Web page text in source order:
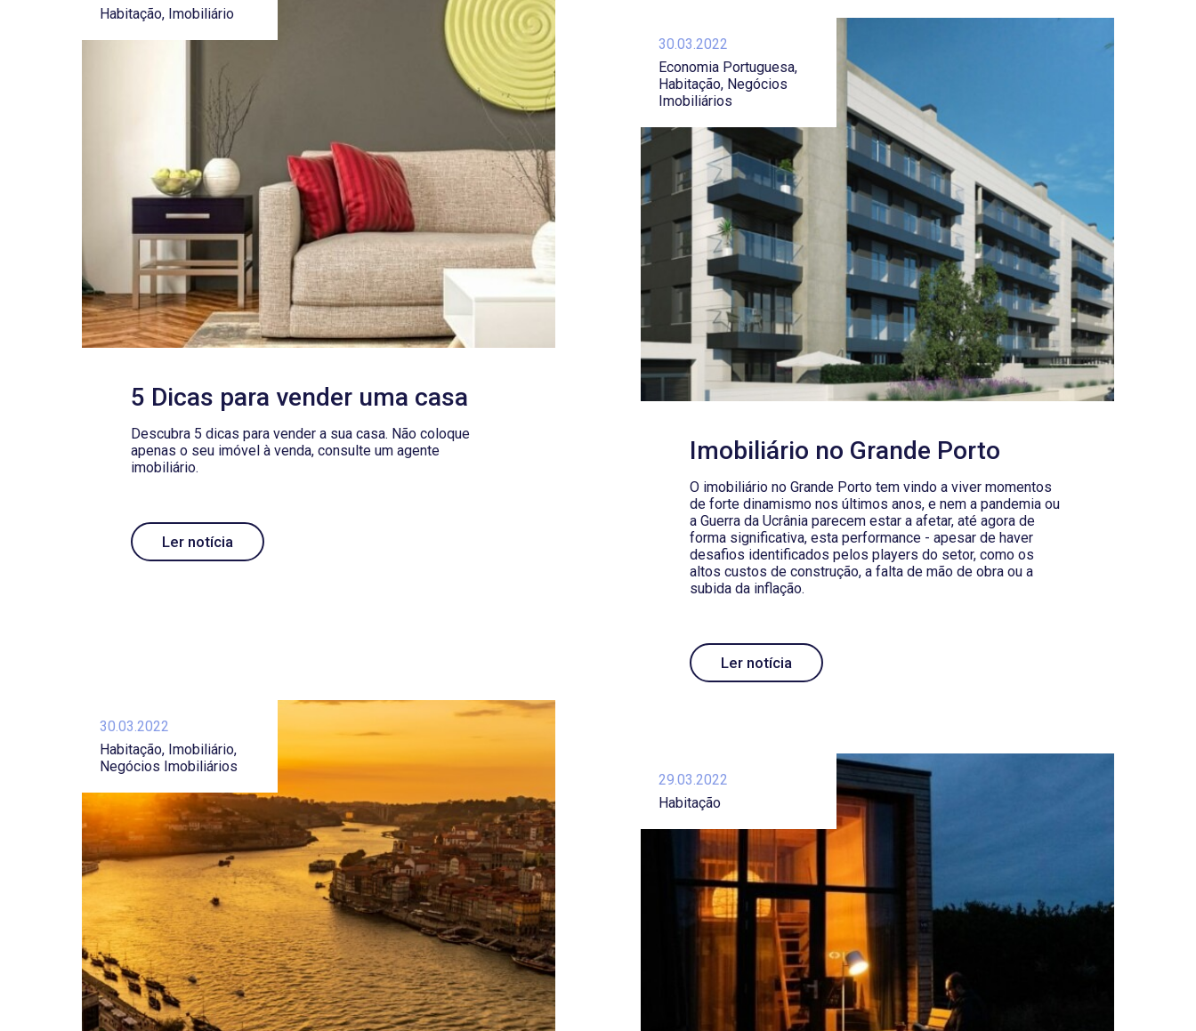
Habitação Imobiliário
5 Dicas para vender uma casa
Descubra 5 dicas para vender a sua casa. Não coloque
apenas o seu imóvel à venda, consulte um agente
imobiliário.
Ler notícia
30.03.2022
Economia Portuguesa
Habitação Negócios
Imobiliários
Imobiliário no Grande Porto
O imobiliário no Grande Porto tem vindo a viver momentos
de forte dinamismo nos últimos anos, e nem a pandemia ou
a Guerra da Ucrânia parecem estar a afetar, até agora de
forma significativa, esta performance - apesar de haver
desafios identificados pelos players do setor, como os
altos custos de construção, a falta de mão de obra ou a
subida da inflação.
Ler notícia
30.03.2022
Habitação Imobiliário
Negócios Imobiliários
29.03.2022
Habitação